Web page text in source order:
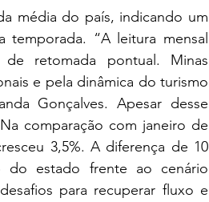
média do país, indicando um
“A leitura mensal
retomada pontual. Minas
e pela dinâmica do turismo
Gonçalves. Apesar desse
comparação com janeiro de
3,5%. A diferença de 10
do estado frente ao cenário
para recuperar fluxo e